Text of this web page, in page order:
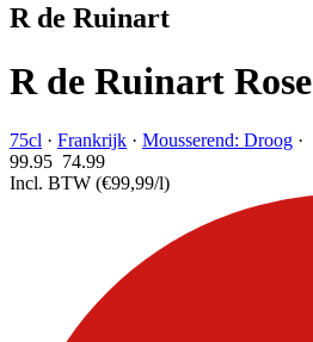
R de Ruinart
R de Ruinart Rose
75cl · Frankrijk · Mousserend: Droog ·
99.95 74.99
Incl. BTW (€99,99/l)